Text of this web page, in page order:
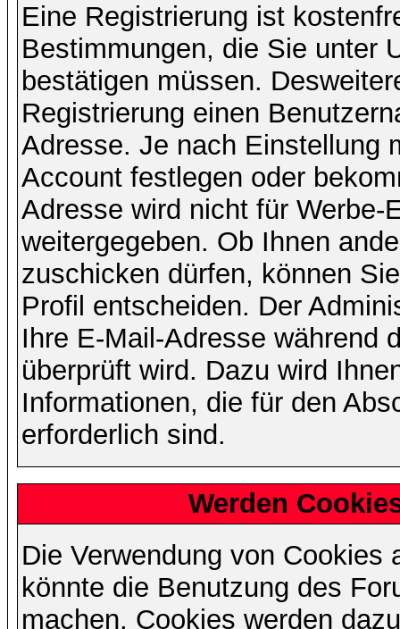
Eine Registrierung ist
Bestimmungen, die Sie unter
bestätigen müssen.
Registrierung einen
Adresse. Je nach Einstellung
Account festlegen oder
Adresse wird nicht für
weitergegeben. Ob Ihnen
zuschicken dürfen, können
Profil entscheiden. Der
Ihre E-Mail-Adresse während
überprüft wird. Dazu wird
Informationen, die für den
erforderlich sind.
Werden
Die Verwendung von
könnte die Benutzung des
machen. Cookies werden